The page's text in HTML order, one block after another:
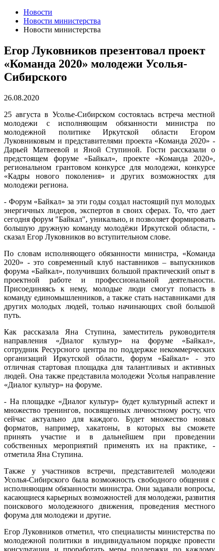
Новости
Новости министерства
Новости министерства
Егор Луковников презентовал проект
«Команда 2020» молодежи Усолья-
Сибирского
26.08.2020
25 августа в Усолье-Сибирском состоялась встреча местной
молодежи с исполняющим обязанности министра по
молодежной политике Иркутской области Егором
Луковниковым и представителями проекта «Команда 2020» -
Дарьей Матвеевой и Яной Ступиной. Гости рассказали о
предстоящем форуме «Байкал», проекте «Команда 2020»,
региональном грантовом конкурсе для молодежи, конкурсе
«Кадры нового поколения» и других возможностях для
молодежи региона.
- Форум «Байкал» за эти годы создал настоящий пул молодых
энергичных лидеров, экспертов в своих сферах. То, что дает
сегодня форум "Байкал", уникально, и позволяет формировать
большую дружную команду молодёжи Иркутской области, -
сказал Егор Луковников во вступительном слове.
По словам исполняющего обязанности министра, «Команда
2020» - это современный клуб наставников – выпускников
форума «Байкал», получивших большой практический опыт в
проектной работе и профессиональной деятельности.
Присоединяясь к нему, молодые люди смогут попасть в
команду единомышленников, а также стать наставниками для
других молодых людей, только начинающих свой большой
путь.
Как рассказала Яна Ступина, заместитель руководителя
направления «Диалог культур» на форуме «Байкал»,
сотрудник Ресурсного центра по поддержке некоммерческих
организаций Иркутской области, форум «Байкал» - это
отличная стартовая площадка для талантливых и активных
людей. Она также представила молодежи Усолья направление
«Диалог культур» на форуме.
- На площадке «Диалог культур» будет культурный аспект и
множество тренингов, посвященных личностному росту, что
сейчас актуально для каждого. Будет множество новых
форматов, например, хакатоны, в которых вы сможете
принять участие и в дальнейшем при проведении
собственных мероприятий применять их на практике, -
отметила Яна Ступина.
Также у участников встречи, представителей молодежи
Усолья-Сибирского была возможность свободного общения с
исполняющим обязанности министра. Они задавали вопросы,
касающиеся карьерных возможностей для молодежи, развития
поискового молодежного движения, проведения местного
форума для молодежи и другие.
Егор Луковников отметил, что специалисты министерства по
молодежной политики в индивидуальном порядке провести
консультации и проработать меры поддержки по каждому